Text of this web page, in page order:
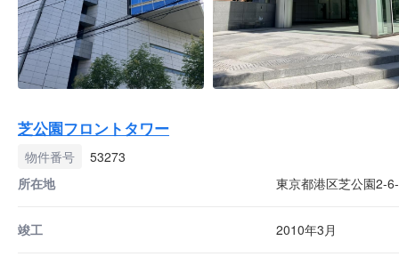
芝公園フロントタワー
物件番号
53273
所在地
東京都港区芝公園2-
竣工 2010年3月